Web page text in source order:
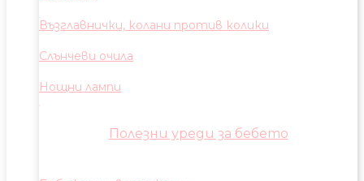
Възглавнички, колани против колики
Слънчеви очила
Нощни лампи
Полезни уреди за бебето